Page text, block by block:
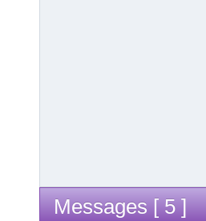
Messages [ 5 ]